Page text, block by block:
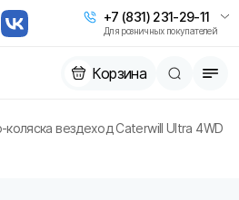
+7 (831) 231-29-11
Для розничных покупателей
Корзина
коляска вездеход Caterwill Ultra 4WD